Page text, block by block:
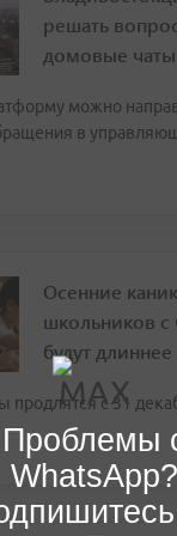
решать
домовые
можно
в
Осенние
школьников с
будут
продлятся с 31
Проблемы
WhatsApp?